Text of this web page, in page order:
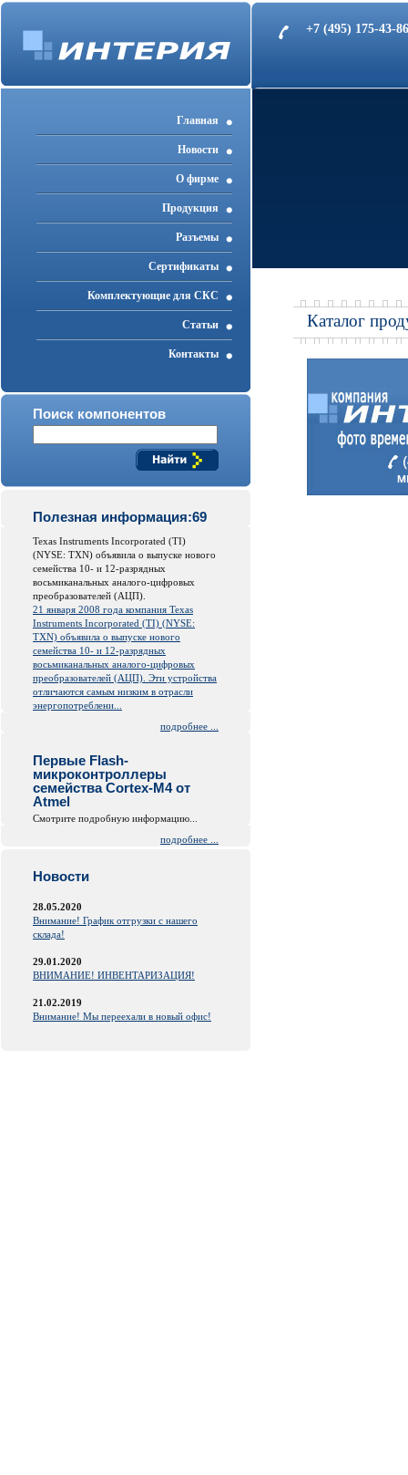
+7 (495) 175-43-
Главная
Новости
О фирме
Продукция
Разъемы
Cертификаты
Комплектующие для СКС
Статьи
Контакты
Поиск компонентов
Полезная информация:69
Texas Instruments Incorporated (TI)
(NYSE: TXN) объявила о выпуске нового
семейства 10- и 12-разрядных
восьмиканальных аналого-цифровых
преобразователей (АЦП).
21 января 2008 года компания Texas
Instruments Incorporated (TI) (NYSE:
TXN) объявила о выпуске нового
семейства 10- и 12-разрядных
восьмиканальных аналого-цифровых
преобразователей (АЦП). Эти устройства
отличаются самым низким в отрасли
энергопотреблени...
подробнее ...
Первые Flash-
микроконтроллеры
семейства Cortex-M4 от
Atmel
Смотрите подробную информацию...
подробнее ...
Новости
28.05.2020
Внимание! График отгрузки с нашего
склада!
29.01.2020
ВНИМАНИЕ! ИНВЕНТАРИЗАЦИЯ!
21.02.2019
Внимание! Мы переехали в новый офис!
Каталог